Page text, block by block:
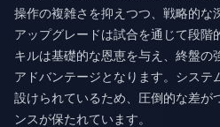
操作の複雑さを抑えつつ、戦略的な
アップグレードは試合を通じて段階
キルは基礎的な恩恵を与え、終盤の
アドバンテージとなります。システ
設けられているため、圧倒的な差が
ンスが保たれています。